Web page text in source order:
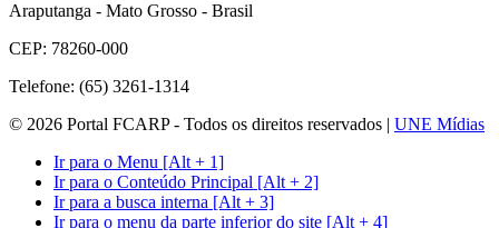
Araputanga - Mato Grosso - Brasil
CEP: 78260-000
Telefone: (65) 3261-1314
© 2026 Portal FCARP - Todos os direitos reservados | UNE Mídias
Ir para o Menu [Alt + 1]
Ir para o Conteúdo Principal [Alt + 2]
Ir para a busca interna [Alt + 3]
Ir para o menu da parte inferior do site [Alt + 4]